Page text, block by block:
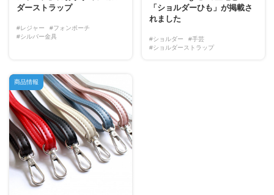
ダーストラップ
#レジャー
#フォンポーチ
#シルバー金具
「ショルダーひも」が掲載さ
れました
#ショルダー
#手芸
#ショルダーストラップ
商品情報